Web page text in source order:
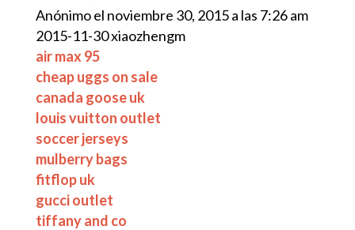
Anónimoel noviembre 30, 2015 a las 7:26 am
2015-11-30 xiaozhengm
air max 95
cheap uggs on sale
canada goose uk
louis vuitton outlet
soccer jerseys
mulberry bags
fitflop uk
gucci outlet
tiffany and co